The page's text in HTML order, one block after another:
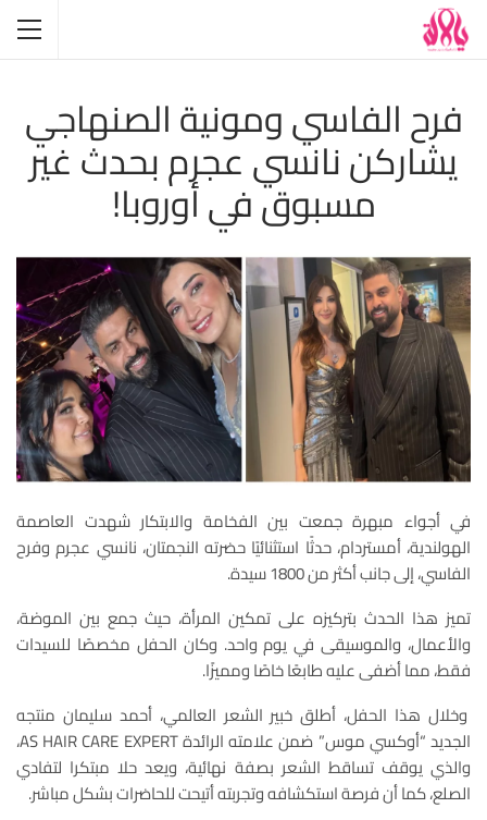
فرح الفاسي ومونية الصنهاجي
يشاركن نانسي عجرم بحدث غير
مسبوق في أوروبا!
في أجواء مبهرة جمعت بين الفخامة والابتكار شهدت العاصمة
الهولندية، أمستردام، حدثًا استثنائيًا حضرته النجمتان، نانسي عجرم وفرح
الفاسي، إلى جانب أكثر من 1800 سيدة.
تميز هذا الحدث بتركيزه على تمكين المرأة، حيث جمع بين الموضة،
والأعمال، والموسيقى في يوم واحد. وكان الحفل مخصصًا للسيدات
فقط، مما أضفى عليه طابعًا خاصًا ومميزًا.
وخلال هذا الحفل، أطلق خبير الشعر العالمي، أحمد سليمان منتجه
الجديد “أوكسي موس” ضمن علامته الرائدة AS HAIR CARE EXPERT،
والذي يوقف تساقط الشعر بصفة نهائية، ويعد حلا مبتكرا لتفادي
الصلع، كما أن فرصة استكشافه وتجربته أتيحت للحاضرات بشكل مباشر.